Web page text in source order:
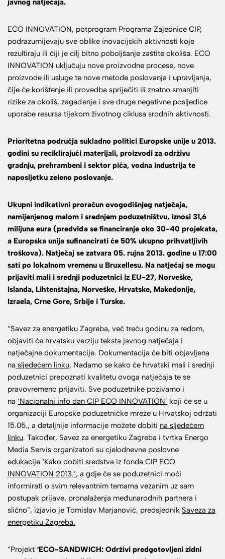
javnog natječaja.
ECO INNOVATION, potprogram Programa Zajednice CIP,
podrazumijevaju sve oblike inovacijskih aktivnosti koje
rezultiraju ili čiji je cilj bitno poboljšanje zaštite okoliša. ECO
INNOVATION uključuju nove proizvodne procese, nove
proizvode ili usluge te nove metode poslovanja i upravljanja,
čije će korištenje ili provedba spriječiti ili znatno smanjiti
rizike za okoliš, zagađenje i sve druge negativne posljedice
uporabe resursa tijekom životnog ciklusa srodnih aktivnosti.
Prioritetna područja sukladno politici Europske unije u 2013.
godini su reciklirajući materijali, proizvodi za održivu
gradnju, prehrambeni i sektor pića, vodna industrija te
naposljetku zeleno poslovanje.
Ukupni indikativni proračun ovogodišnjeg natječaja,
namijenjenog malom i srednjem poduzetništvu, iznosi 31,6
milijuna eura (predviđa se financiranje oko 30-40 projekata,
a Europska unija sufinancirati će 50% ukupno prihvatljivih
troškova). Natječaj se zatvara 05. rujna 2013. godine u 17:00
sati po lokalnom vremenu u Bruxellesu. Na natječaj se mogu
prijaviti mali i srednji poduzetnici iz EU-27, Norveške,
Islanda, Lihtenštajna, Norveške, Hrvatske, Makedonije,
Izraela, Crne Gore, Srbije i Turske.
“Savez za energetiku Zagreba, već treću godinu za redom,
objaviti će hrvatsku verziju teksta javnog natječaja i
natječajne dokumentacije. Dokumentacija će biti objavljena
na sljedećem linku. Nadamo se kako će hrvatski mali i srednji
poduzetnici prepoznati kvalitetu ovoga natječaja te se
pravovremeno prijaviti. Sve poduzetnike pozivamo i
na ‘Nacionalni info dan CIP ECO INNOVATION’ koji će se u
organizaciji Europske poduzetničke mreže u Hrvatskoj održati
15.05., a detaljnije informacije možete dobiti na sljedećem
linku. Također, Savez za energetiku Zagreba i tvrtka Energo
Media Servis organizatori su cjelodnevne poslovne
edukacije ‘Kako dobiti sredstva iz fonda CIP ECO
INNOVATION 2013.’, a gdje će se poduzetnici moći
informirati o svim relevantnim temama vezanim uz sam
postupak prijave, pronalaženja međunarodnih partnera i
slično”, izjavio je Tomislav Marjanović, predsjednik Saveza za
energetiku Zagreba.
“Projekt ‘ECO-SANDWICH: Održivi predgotovljeni zidni